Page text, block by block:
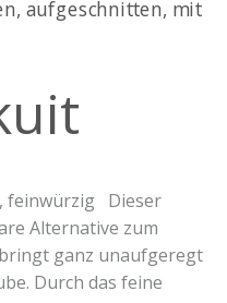
feinwürzig Dieser
Alternative zum
ganz unaufgeregt
Durch das feine